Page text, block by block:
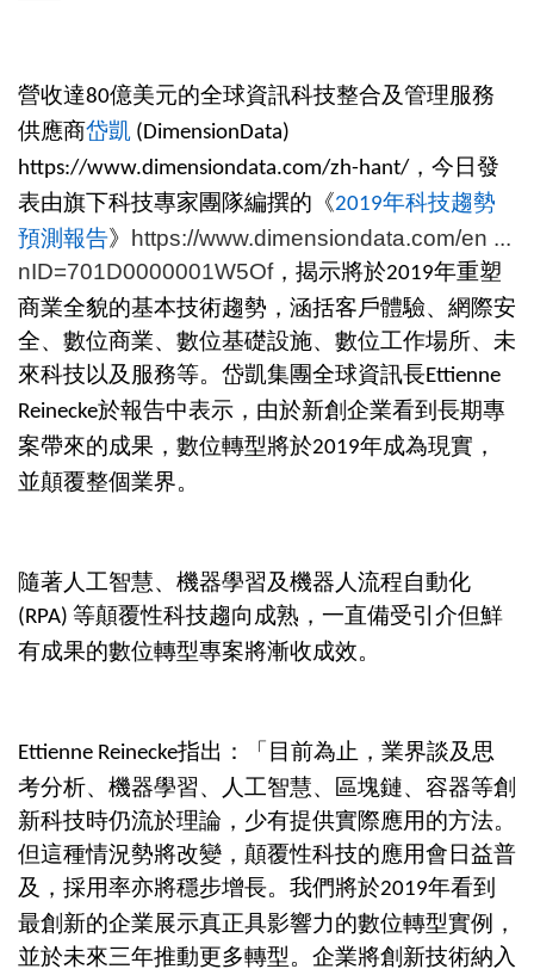
營收達80億美元的全球資訊科技整合及管理服務
供應商岱凱 (DimensionData)
https://www.dimensiondata.com/zh-hant/，今日發
表由旗下科技專家團隊編撰的《2019年科技趨勢
預測報告》
https://www.dimensiondata.com/en ...
nID=701D0000001W5Of，揭示將於2019年重塑
商業全貌的基本技術趨勢，涵括客戶體驗、網際安
全、數位商業、數位基礎設施、數位工作場所、未
來科技以及服務等。岱凱集團全球資訊長Ettienne
Reinecke於報告中表示，由於新創企業看到長期專
案帶來的成果，數位轉型將於2019年成為現實，
並顛覆整個業界。
隨著人工智慧、機器學習及機器人流程自動化
(RPA) 等顛覆性科技趨向成熟，一直備受引介但鮮
有成果的數位轉型專案將漸收成效。
Ettienne Reinecke指出：「目前為止，業界談及思
考分析、機器學習、人工智慧、區塊鏈、容器等創
新科技時仍流於理論，少有提供實際應用的方法。
但這種情況勢將改變，顛覆性科技的應用會日益普
及，採用率亦將穩步增長。我們將於2019年看到
最創新的企業展示真正具影響力的數位轉型實例，
並於未來三年推動更多轉型。企業將創新技術納入